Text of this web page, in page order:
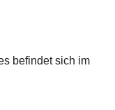
befindet sich im